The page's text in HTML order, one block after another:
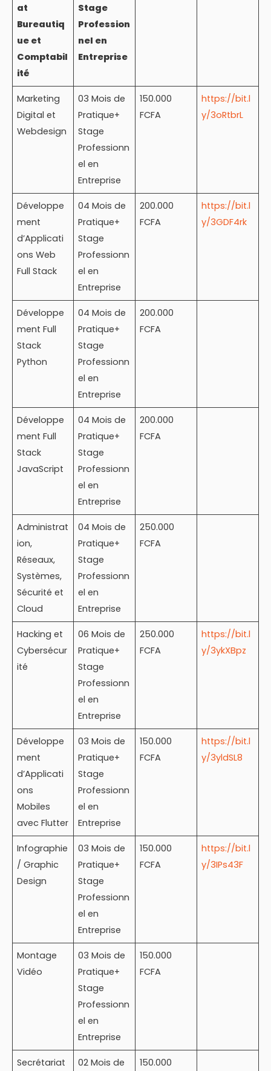
at
Bureautiq
ue et
Comptabil
ité
Stage
Profession
nel en
Entreprise
Marketing
Digital et
Webdesign
03 Mois de
Pratique+
Stage
Professionn
el en
Entreprise
150.000
FCFA
https://bit.l
y/3oRtbrL
Développe
ment
d’Applicati
ons Web
Full Stack
04 Mois de
Pratique+
Stage
Professionn
el en
Entreprise
200.000
FCFA
https://bit.l
y/3GDF4rk
Développe
ment Full
Stack
Python
04 Mois de
Pratique+
Stage
Professionn
el en
Entreprise
200.000
FCFA
Développe
ment Full
Stack
JavaScript
04 Mois de
Pratique+
Stage
Professionn
el en
Entreprise
200.000
FCFA
Administrat
ion,
Réseaux,
Systèmes,
Sécurité et
Cloud
04 Mois de
Pratique+
Stage
Professionn
el en
Entreprise
250.000
FCFA
Hacking et
Cybersécur
ité
06 Mois de
Pratique+
Stage
Professionn
el en
Entreprise
250.000
FCFA
https://bit.l
y/3ykXBpz
Développe
ment
d’Applicati
ons
Mobiles
avec Flutter
03 Mois de
Pratique+
Stage
Professionn
el en
Entreprise
150.000
FCFA
https://bit.l
y/3yldSL8
Infographie
/ Graphic
Design
03 Mois de
Pratique+
Stage
Professionn
el en
Entreprise
150.000
FCFA
https://bit.l
y/3IPs43F
Montage
Vidéo
03 Mois de
Pratique+
Stage
Professionn
el en
Entreprise
150.000
FCFA
Secrétariat
02 Mois de
150.000